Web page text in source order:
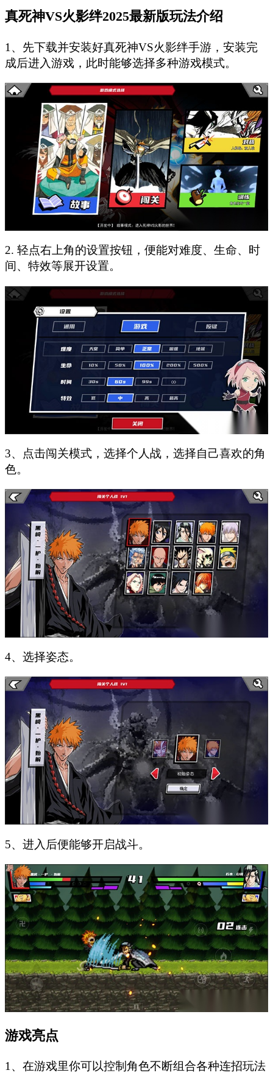
真死神VS火影绊2025最新版玩法介绍
1、先下载并安装好真死神VS火影绊手游，安装完
成后进入游戏，此时能够选择多种游戏模式。
2. 轻点右上角的设置按钮，便能对难度、生命、时
间、特效等展开设置。
3、点击闯关模式，选择个人战，选择自己喜欢的角
色。
4、选择姿态。
5、进入后便能够开启战斗。
游戏亮点
1、在游戏里你可以控制角色不断组合各种连招玩法